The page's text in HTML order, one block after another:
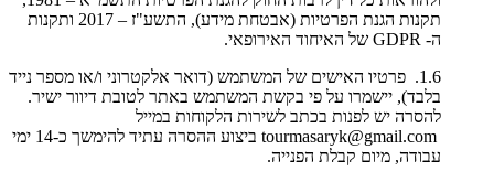
תקנות הגנת הפרטיות (אבטחת מידע), התשע"ז – 2017 ותקנות
ה- GDPR של האיחוד האירופאי.
1.6. פרטיו האישים של המשתמש (דואר אלקטרוני ו/או מספר נייד
בלבד), יישמרו על פי בקשת המשתמש באתר לטובת דיוור ישיר.
להסרה יש לפנות בכתב לשירות הלקוחות במייל
tourmasaryk@gmail.com ביצוע ההסרה עתיד להימשך כ-14 ימי
עבודה, מיום קבלת הפנייה.